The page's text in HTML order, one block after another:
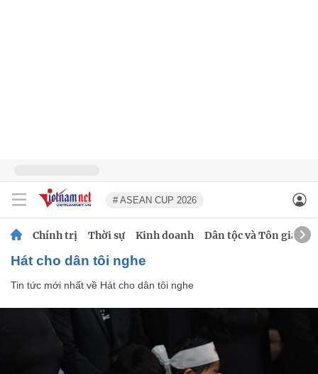
# ASEAN CUP 2026
Chính trị Thời sự Kinh doanh Dân tộc và Tôn giáo
Hát cho dân tôi nghe
Tin tức mới nhất về Hát cho dân tôi nghe